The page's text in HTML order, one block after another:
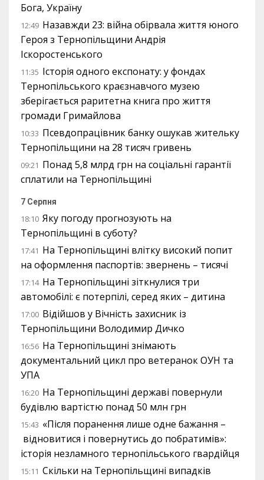
Бога, Україну
12:49 Назавжди 23: війна обірвала життя юного
Героя з Тернопільщини Андрія
Іскоростенського
11:35 Історія одного експонату: у фондах
Тернопільського краєзнавчого музею
зберігається раритетна книга про життя
громади Гримайлова
10:33 Псевдопрацівник банку ошукав жительку
Тернопільщини на 28 тисяч гривень
09:21 Понад 5,8 млрд грн на соціальні гарантії
сплатили на Тернопільщині
7 Серпня
18:10 Яку погоду прогнозують на
Тернопільщині в суботу?
17:41 На Тернопільщині влітку високий попит
на оформлення паспортів: звернень – тисячі
17:14 На Тернопільщині зіткнулися три
автомобілі: є потерпілі, серед яких – дитина
17:00 Відійшов у Вічність захисник із
Тернопільщини Володимир Дичко
16:56 На Тернопільщині знімають
документальний цикл про ветеранок ОУН та
УПА
16:20 На Тернопільщині державі повернули
будівлю вартістю понад 50 млн грн
15:43 «Після поранення лише одне бажання –
відновитися і повернутись до побратимів»:
історія незламного тернопільського гвардійця
15:11 Скільки на Тернопільщині випадків